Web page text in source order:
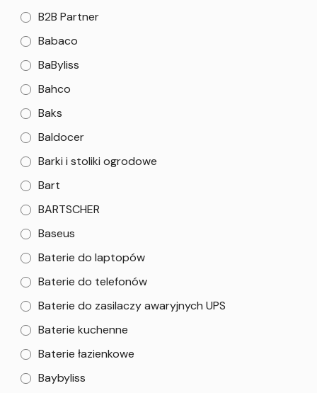
B2B Partner
Babaco
BaByliss
Bahco
Baks
Baldocer
Barki i stoliki ogrodowe
Bart
BARTSCHER
Baseus
Baterie do laptopów
Baterie do telefonów
Baterie do zasilaczy awaryjnych UPS
Baterie kuchenne
Baterie łazienkowe
Baybyliss